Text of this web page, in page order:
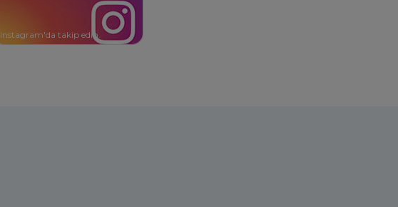
Instagram'da takip edin.